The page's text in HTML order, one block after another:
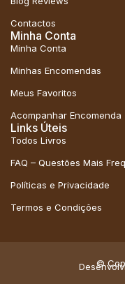
Contactos
Minha Conta
Minha Conta
Minhas Encomendas
Meus Favoritos
Acompanhar Encomenda
Links Úteis
Todos Livros
FAQ – Questões Mais
Políticas e Privacidade
Termos e Condições
©